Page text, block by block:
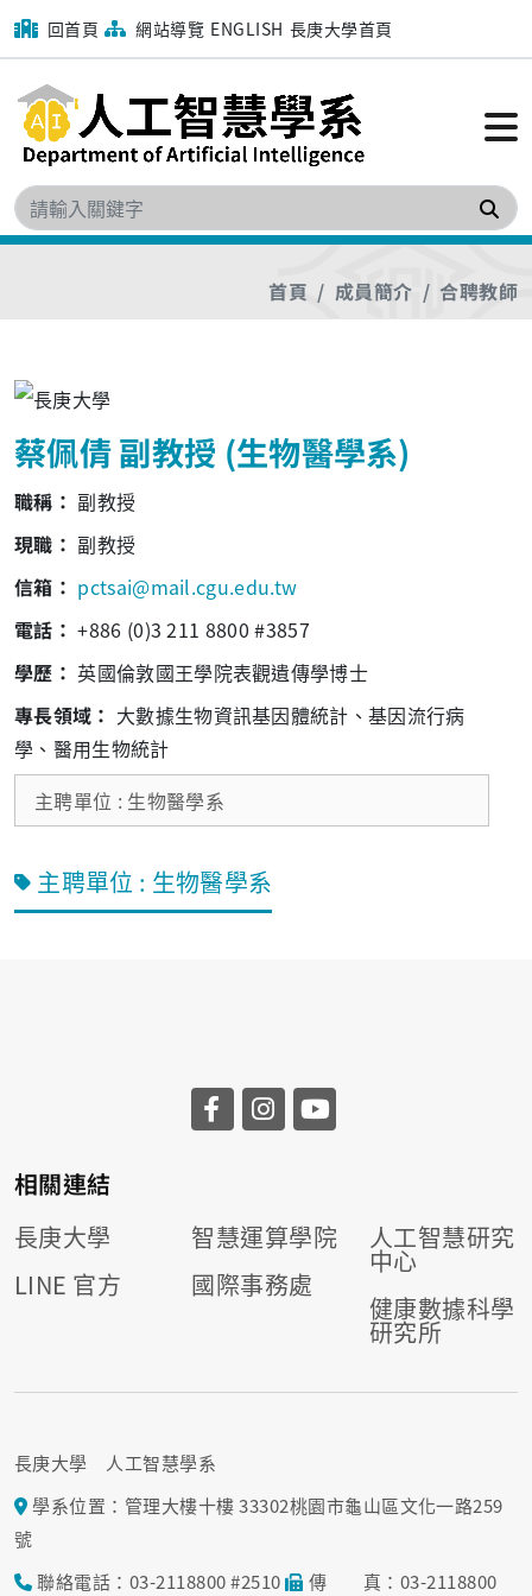
回首頁 網站導覽 ENGLISH 長庚大學首頁
搜
首頁 成員簡介 合聘教師
蔡佩倩 副教授 (生物醫學系)
職稱： 副教授
現職： 副教授
信箱： pctsai@mail.cgu.edu.tw
電話： +886 (0)3 211 8800 #3857
學歷： 英國倫敦國王學院表觀遺傳學博士
專長領域： 大數據生物資訊基因體統計、基因流行病
學、醫用生物統計
主聘單位 : 生物醫學系
主聘單位 : 生物醫學系
相關連結
長庚大學
LINE 官方
智慧運算學院
國際事務處
人工智慧研究
中心
健康數據科學
研究所
長庚大學 人工智慧學系
學系位置：管理大樓十樓 33302桃園市龜山區文化一路259
號
聯絡電話：03-2118800 #2510
傳 真：03-2118800